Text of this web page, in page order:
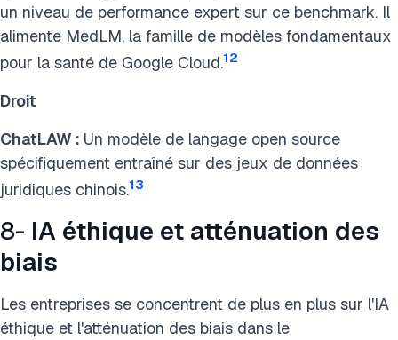
un niveau de performance expert sur ce benchmark. Il
alimente MedLM, la famille de modèles fondamentaux
pour la santé de Google Cloud.12
Droit
ChatLAW : Un modèle de langage open source
spécifiquement entraîné sur des jeux de données
juridiques chinois.13
8- IA éthique et atténuation des
biais
Les entreprises se concentrent de plus en plus sur l'IA
éthique et l'atténuation des biais dans le